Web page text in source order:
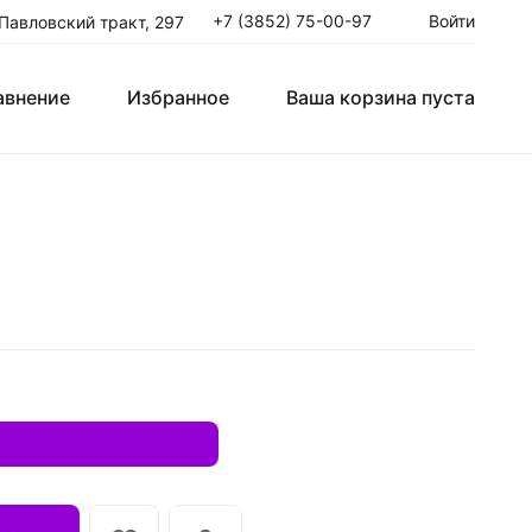
тракт, 297 +7 (3852) 75-00-97 Войти
Избранное Ваша корзина пуста